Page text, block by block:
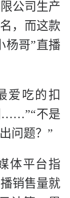
公司生产
，而这款
杨哥”直播
爱吃的扣
……”“不是
问题？”
体平台指
销售量就